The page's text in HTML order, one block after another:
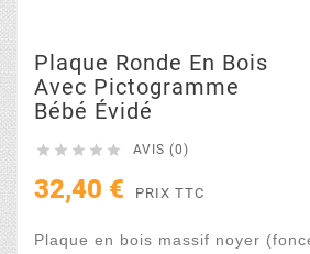
Plaque Ronde En Bois
Avec Pictogramme
Bébé Évidé
     AVIS (0)
32,40 € PRIX TTC
Plaque en bois massif noyer